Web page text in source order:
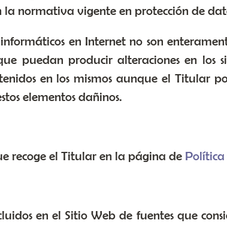
normativa vigente en protección de
en Internet no son
puedan producir alteraciones en los
en los mismos aunque el Titular
elementos dañinos.
recoge el Titular en la página de
en el Sitio Web de fuentes que